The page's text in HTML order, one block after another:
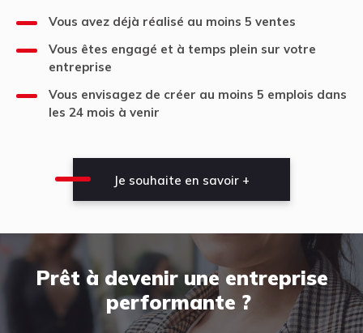
Vous avez déjà réalisé au moins 5 ventes
Vous êtes engagé et à temps plein sur votre
entreprise
Vous envisagez de créer au moins 5 emplois dans
les 24 mois à venir
Je souhaite en savoir +
Prêt à devenir une entreprise
performante ?